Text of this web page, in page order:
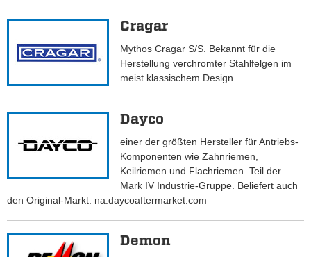
Cragar
Mythos Cragar S/S. Bekannt für die
Herstellung verchromter Stahlfelgen im
meist klassischem Design.
Dayco
einer der größten Hersteller für Antriebs-
Komponenten wie Zahnriemen,
Keilriemen und Flachriemen. Teil der
Mark IV Industrie-Gruppe. Beliefert auch
den Original-Markt. na.daycoaftermarket.com
Demon